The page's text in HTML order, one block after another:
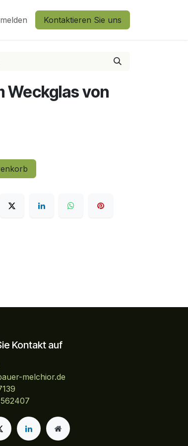
Kontaktieren Sie uns
Weckglas von
Kontakt auf
melchior.de